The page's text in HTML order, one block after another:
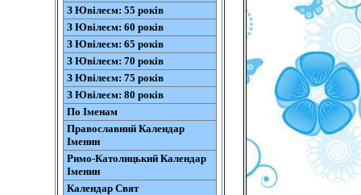
З Ювілеєм: 55 років
З Ювілеєм: 60 років
З Ювілеєм: 65 років
З Ювілеєм: 70 років
З Ювілеєм: 75 років
З Ювілеєм: 80 років
По Іменам
Православний Календар
Іменин
Римо-Католицький Календар
Іменин
Календар Свят